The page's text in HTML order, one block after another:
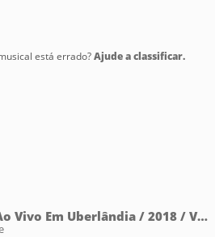
está errado?Ajude a classificar.
Studio Bar (Ao Vivo Em Uberlândia / 2018 / Vol. 2)